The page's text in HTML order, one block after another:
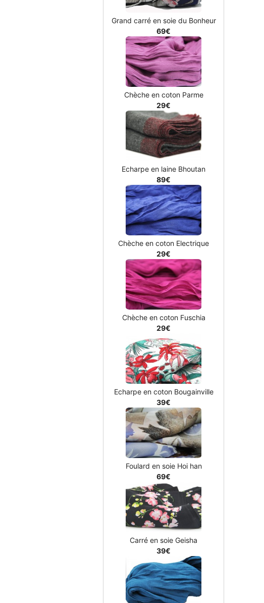
Grand carré en soie du Bonheur
69€
Chèche en coton Parme
29€
Echarpe en laine Bhoutan
89€
Chèche en coton Electrique
29€
Chèche en coton Fuschia
29€
Echarpe en coton Bougainville
39€
Foulard en soie Hoi han
69€
Carré en soie Geisha
39€